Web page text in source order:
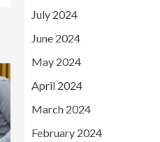
July 2024
June 2024
May 2024
April 2024
March 2024
February 2024